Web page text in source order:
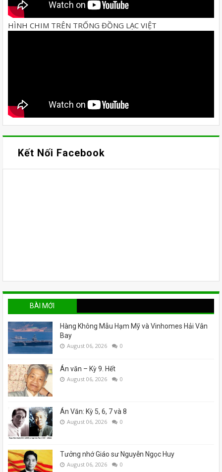
HÌNH CHIM TRÊN TRỐNG ĐỒNG LẠC VIỆT
Kết Nối Facebook
BÀI MỚI
Hàng Không Mẫu Hạm Mỹ và Vinhomes Hải Vân
Bay
August 06, 2026 0
Án văn – Kỳ 9. Hết
August 06, 2026 0
Án Văn: Kỳ 5, 6, 7 và 8
August 06, 2026 0
Tưởng nhớ Giáo sư Nguyễn Ngọc Huy
August 06, 2026 0